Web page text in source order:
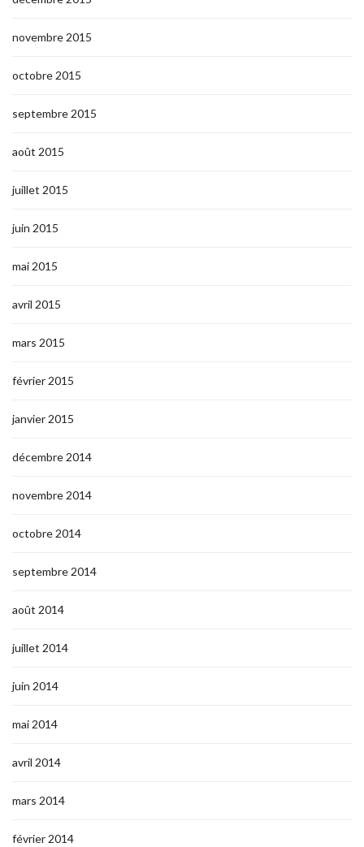
novembre 2015
octobre 2015
septembre 2015
août 2015
juillet 2015
juin 2015
mai 2015
avril 2015
mars 2015
février 2015
janvier 2015
décembre 2014
novembre 2014
octobre 2014
septembre 2014
août 2014
juillet 2014
juin 2014
mai 2014
avril 2014
mars 2014
février 2014